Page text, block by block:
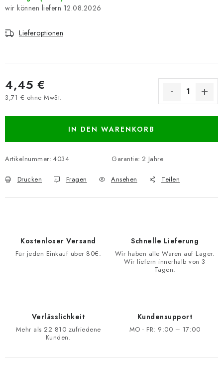
12.08.2026
Lieferoptionen
4,45 €
3,71 € ohne MwSt.
IN DEN WARENKORB
Artikelnummer: 4034 Garantie: 2 Jahre
Drucken Fragen Ansehen Teilen
Kostenloser Versand
Für jeden Einkauf über 80€.
Schnelle Lieferung
Wir haben alle Waren auf Lager.
Wir liefern innerhalb von 3
Tagen.
Verlässlichkeit
Mehr als 22 810 zufriedene
Kunden.
Kundensupport
MO - FR: 9:00 – 17:00